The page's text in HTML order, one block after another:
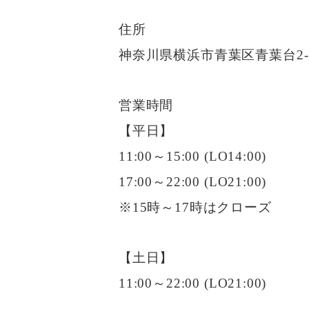
住所
神奈川県横浜市青葉区青葉台
営業時間
【平日】
11:00～15:00 (LO14:00)
17:00～22:00 (LO21:00)
※15時～17時はクローズ
【土日】
11:00～22:00 (LO21:00)